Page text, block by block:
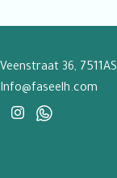
Veenstraat 36,
Info@faseelh.com